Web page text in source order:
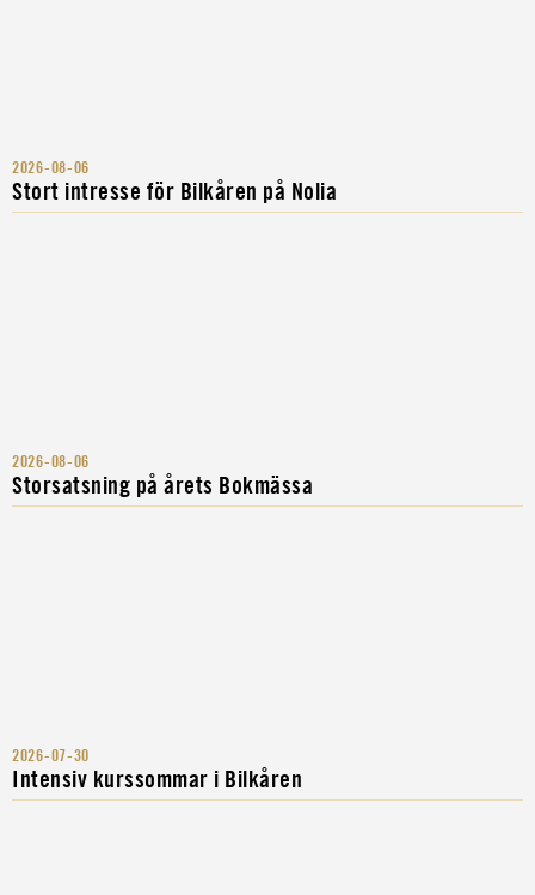
2026-08-06
Stort intresse för Bilkåren på Nolia
2026-08-06
Storsatsning på årets Bokmässa
2026-07-30
Intensiv kurssommar i Bilkåren